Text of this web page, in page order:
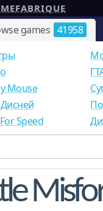
games 41958
Mouse
Speed